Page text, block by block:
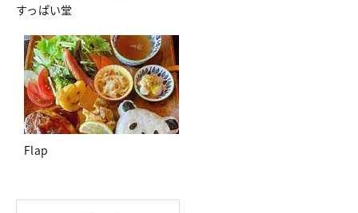
すっぱい堂
Flap